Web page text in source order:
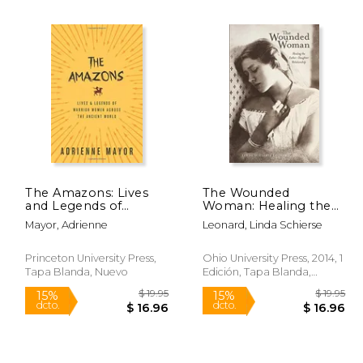
50%
dcto.
40%
dcto.
The Amazons: Lives
and Legends of
Warrior Women
across the Ancient
Mayor, Adrienne
Princeton University Press,
Tapa Blanda, Nuevo
The Wounded
Woman: Healing the
Father-Daughter
Relationship (en
Leonard, Linda Schierse
Ohio University Press, 2014, 1
Edición, Tapa Blanda,
Nuevo